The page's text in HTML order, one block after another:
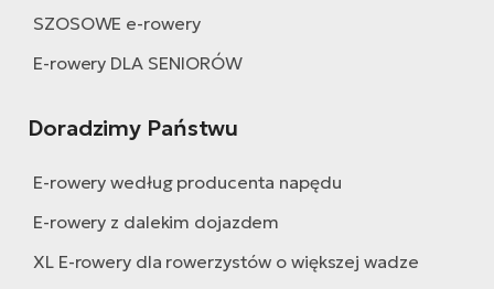
SZOSOWE e-rowery
E-rowery DLA SENIORÓW
Doradzimy Państwu
E-rowery według producenta napędu
E-rowery z dalekim dojazdem
XL E-rowery dla rowerzystów o większej wadze